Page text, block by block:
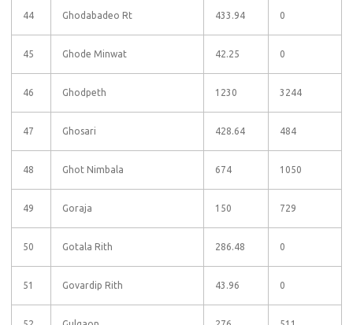
44 Ghodabadeo Rt 433.94 0
45 Ghode Minwat 42.25 0
46 Ghodpeth 1230 3244
47 Ghosari 428.64 484
48 Ghot Nimbala 674 1050
49 Goraja 150 729
50 Gotala Rith 286.48 0
51 Govardip Rith 43.96 0